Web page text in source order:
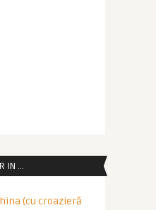
IN …
(cu croazieră